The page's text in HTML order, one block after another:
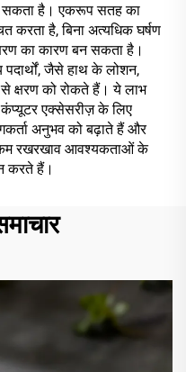
सकता है। एकरूप सतह का
करता है, बिना अत्यधिक घर्षण
का कारण बन सकता है।
पदार्थों, जैसे हाथ के लोशन,
क्षरण को रोकते हैं। ये लाभ
एक्सेसरीज़ के लिए
अनुभव को बढ़ाते हैं और
कम रखरखाव आवश्यकताओं के
करते हैं।